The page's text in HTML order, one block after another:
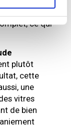
est
ce qui
plutôt
cette
une
vitres
de bien